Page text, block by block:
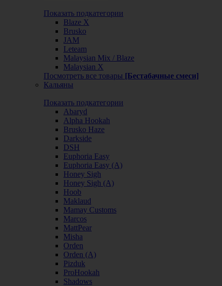
Показать подкатегории
Blaze X
Brusko
JAM
Leteam
Malaysian Mix / Blaze
Malaysian X
Посмотреть все товары [Бестабачные смеси]
Кальяны
Показать подкатегории
Abaryd
Alpha Hookah
Brusko Haze
Darkside
DSH
Euphoria Easy
Euphoria Easy (А)
Honey Sigh
Honey Sigh (А)
Hoob
Maklaud
Mamay Customs
Marcos
MattPear
Misha
Orden
Orden (А)
Pizduk
ProHookah
Shadows